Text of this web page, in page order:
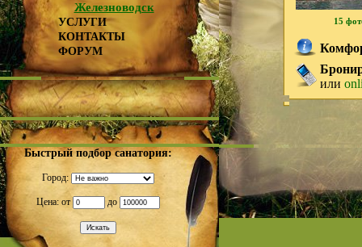
Железноводск
УСЛУГИ
КОНТАКТЫ
ФОРУМ
Быстрый подбор санатория:
Город:
Цена: от до
15
или